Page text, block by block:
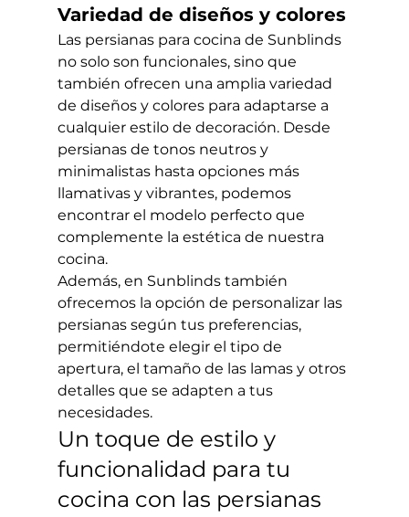
Variedad de diseños y colores
Las persianas para cocina de Sunblinds
no solo son funcionales, sino que
también ofrecen una amplia variedad
de diseños y colores para adaptarse a
cualquier estilo de decoración. Desde
persianas de tonos neutros y
minimalistas hasta opciones más
llamativas y vibrantes, podemos
encontrar el modelo perfecto que
complemente la estética de nuestra
cocina.
Además, en Sunblinds también
ofrecemos la opción de personalizar las
persianas según tus preferencias,
permitiéndote elegir el tipo de
apertura, el tamaño de las lamas y otros
detalles que se adapten a tus
necesidades.
Un toque de estilo y
funcionalidad para tu
cocina con las persianas